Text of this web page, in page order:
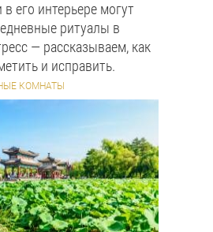
его интерьере могут
ритуалы в
— рассказываем, как
и исправить.
КОМНАТЫ